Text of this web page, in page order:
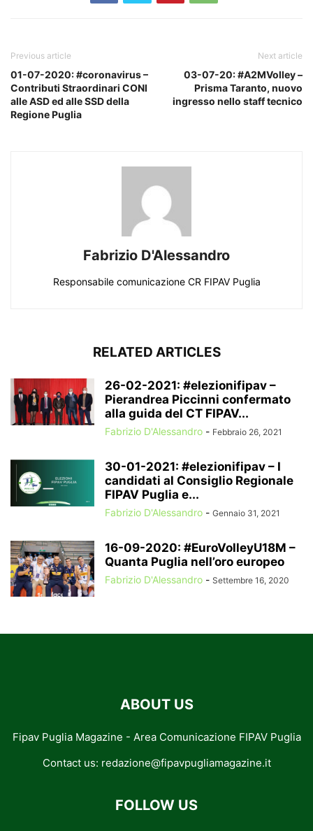
Previous article
01-07-2020: #coronavirus –
Contributi Straordinari CONI
alle ASD ed alle SSD della
Regione Puglia
Next article
03-07-20: #A2MVolley –
Prisma Taranto, nuovo
ingresso nello staff tecnico
Fabrizio D'Alessandro
Responsabile comunicazione CR FIPAV Puglia
RELATED ARTICLES
26-02-2021: #elezionifipav –
Pierandrea Piccinni confermato
alla guida del CT FIPAV...
Fabrizio D'Alessandro - Febbraio 26, 2021
30-01-2021: #elezionifipav – I
candidati al Consiglio Regionale
FIPAV Puglia e...
Fabrizio D'Alessandro - Gennaio 31, 2021
16-09-2020: #EuroVolleyU18M –
Quanta Puglia nell’oro europeo
Fabrizio D'Alessandro - Settembre 16, 2020
ABOUT US
Fipav Puglia Magazine - Area Comunicazione FIPAV Puglia
Contact us: redazione@fipavpugliamagazine.it
FOLLOW US